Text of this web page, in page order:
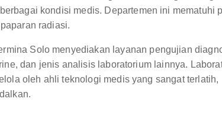
kondisi medis. Departemen ini mematuhi
radiasi.
Solo menyediakan layanan pengujian
dan jenis analisis laboratorium lainnya.
oleh ahli teknologi medis yang sangat terlatih,